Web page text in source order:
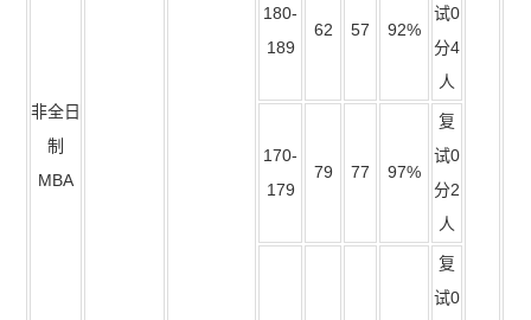
非全日
制
MBA
180-
189
62 57 92%
试0
分4
人
170-
179
79 77 97%
复
试0
分2
人
复
试0